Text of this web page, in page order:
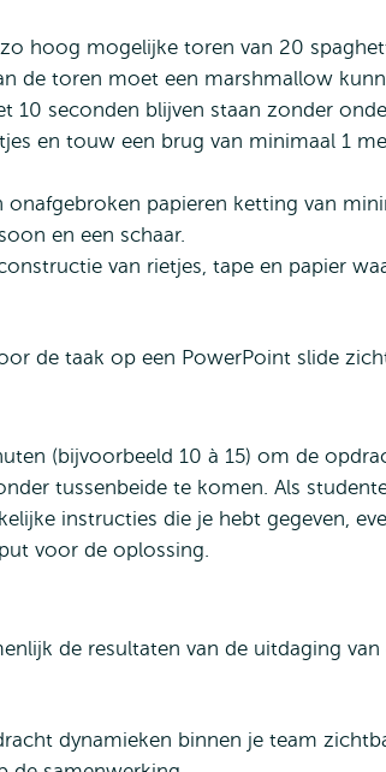
hoog mogelijke toren van 20
de toren moet een marshmallow
10 seconden blijven staan zonder
en touw een brug van minimaal 1
onafgebroken papieren ketting van
en een schaar.
van rietjes, tape en papier
de taak op een PowerPoint slide
(bijvoorbeeld 10 à 15) om de
tussenbeide te komen. Als
instructies die je hebt gegeven,
voor de oplossing.
de resultaten van de uitdaging
dynamieken binnen je team